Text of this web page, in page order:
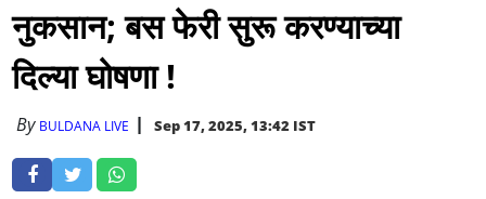
नुकसान; बस फेरी सुरू करण्याच्या
दिल्या घाेषणा !
By BULDANA LIVE Sep 17, 2025, 13:42 IST